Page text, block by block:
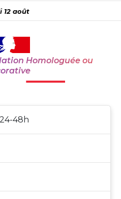
12 août
Homologuée ou
48h